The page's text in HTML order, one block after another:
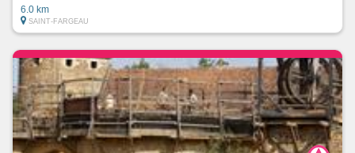
6.0 km
SAINT-FARGEAU